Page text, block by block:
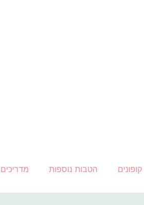
קופונים הטבות נוספות מדריכים